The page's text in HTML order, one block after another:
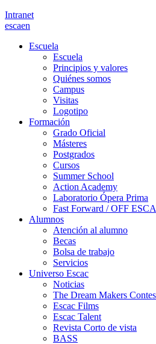
Intranet
escaen
Escuela
Escuela
Principios y valores
Quiénes somos
Campus
Visitas
Logotipo
Formación
Grado Oficial
Másteres
Postgrados
Cursos
Summer School
Action Academy
Laboratorio Ópera Prima
Fast Forward / OFF
Alumnos
Atención al alumno
Becas
Bolsa de trabajo
Servicios
Universo Escac
Noticias
The Dream Makers
Escac Films
Escac Talent
Revista Corto de vista
BASS